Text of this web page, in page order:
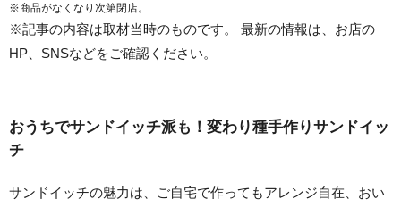
※商品がなくなり次第閉店。
※記事の内容は取材当時のものです。 最新の情報は、お店の
HP、SNSなどをご確認ください。
おうちでサンドイッチ派も！変わり種手作りサンドイッ
チ
サンドイッチの魅力は、ご自宅で作ってもアレンジ自在、おい